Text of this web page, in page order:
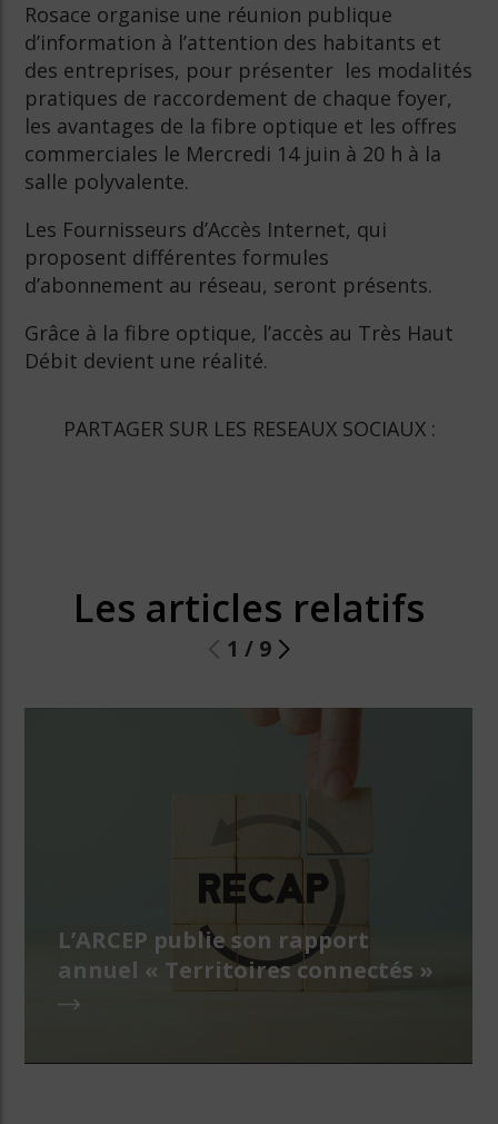
Rosace organise une réunion publique
d’information à l’attention des habitants et
des entreprises, pour présenter les modalités
pratiques de raccordement de chaque foyer,
les avantages de la fibre optique et les offres
commerciales le Mercredi 14 juin à 20 h à la
salle polyvalente.
Les Fournisseurs d’Accès Internet, qui
proposent différentes formules
d’abonnement au réseau, seront présents.
Grâce à la fibre optique, l’accès au Très Haut
Débit devient une réalité.
PARTAGER SUR LES RESEAUX SOCIAUX :
Les articles relatifs
1 / 9
L’ARCEP publie son rapport
annuel « Territoires connectés »